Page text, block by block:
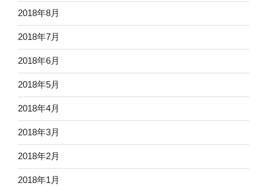
2018年8月
2018年7月
2018年6月
2018年5月
2018年4月
2018年3月
2018年2月
2018年1月